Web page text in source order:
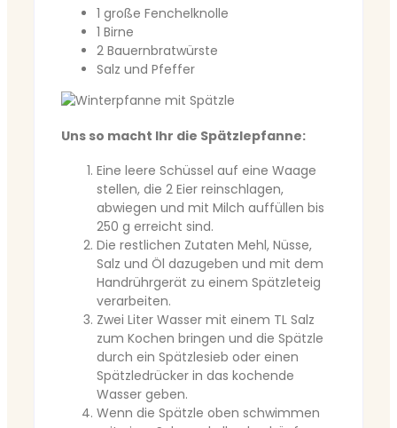
1 große Fenchelknolle
1 Birne
2 Bauernbratwürste
Salz und Pfeffer
Uns so macht Ihr die Spätzlepfanne:
Eine leere Schüssel auf eine Waage
stellen, die 2 Eier reinschlagen,
abwiegen und mit Milch auffüllen bis
250 g erreicht sind.
Die restlichen Zutaten Mehl, Nüsse,
Salz und Öl dazugeben und mit dem
Handrührgerät zu einem Spätzleteig
verarbeiten.
Zwei Liter Wasser mit einem TL Salz
zum Kochen bringen und die Spätzle
durch ein Spätzlesieb oder einen
Spätzledrücker in das kochende
Wasser geben.
Wenn die Spätzle oben schwimmen